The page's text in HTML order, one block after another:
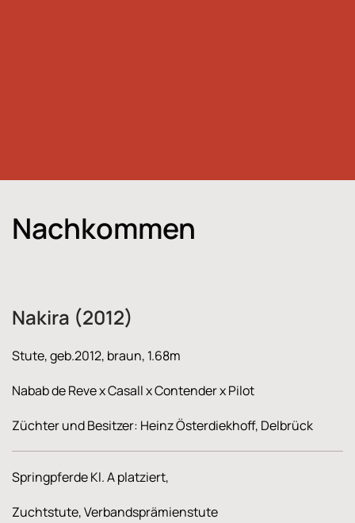
Nachkommen
Nakira (2012)
Stute, geb.2012, braun, 1.68m
Nabab de Reve x Casall x Contender x Pilot
Züchter und Besitzer: Heinz Österdiekhoff, Delbrück
Springpferde Kl. A platziert,
Zuchtstute, Verbandsprämienstute